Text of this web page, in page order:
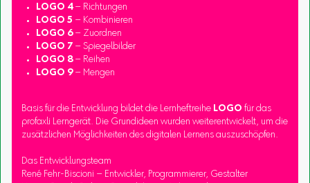
LOGO 4– Richtungen
LOGO 5 – Kombinieren
LOGO 6– Zuordnen
LOGO 7 – Spiegelbilder
LOGO 8– Reihen
LOGO 9– Mengen
Basis für die Entwicklung bildet die Lernheftreihe LOGO für das
profaxli Lerngerät. Die Grundideen wurden weiterentwickelt, um die
zusätzlichen Möglichkeiten des digitalen Lernens auszuschöpfen.
Das Entwicklungsteam
René Fehr-Biscioni – Entwickler, Programmierer, Gestalter